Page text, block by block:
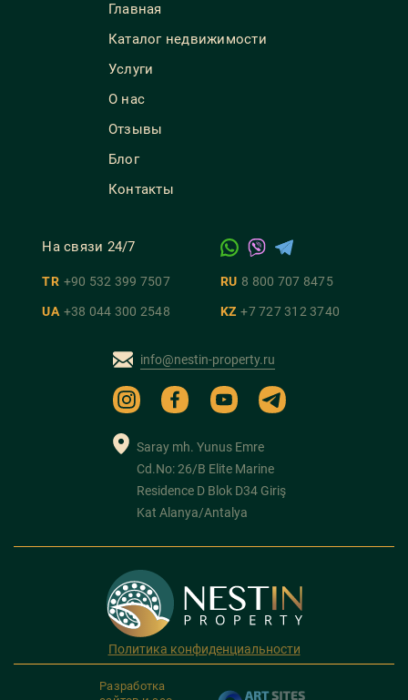
Главная
Каталог недвижимости
Услуги
О нас
Отзывы
Блог
Контакты
На связи 24/7
TR +90 532 399 7507 RU 8 800 707 8475
UA +38 044 300 2548 KZ +7 727 312 3740
info@nestin-property.ru
Saray mh. Yunus Emre
Cd.No: 26/B Elite Marine
Residence D Blok D34 Giriş
Kat Alanya/Antalya
Политика конфиденциальности
Разработка